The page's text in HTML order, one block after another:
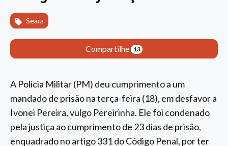
Seara
Compartilhe 13
A Polícia Militar (PM) deu cumprimento a um
mandado de prisão na terça-feira (18), em desfavor a
Ivonei Pereira, vulgo Pereirinha. Ele foi condenado
pela justiça ao cumprimento de 23 dias de prisão,
enquadrado no artigo 331 do Código Penal, por ter